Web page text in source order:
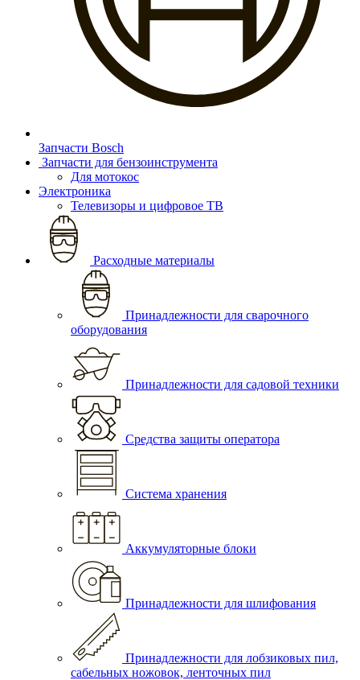
Запчасти Bosch
Запчасти для бензоинструмента
Для мотокос
Электроника
Телевизоры и цифровое ТВ
Расходные материалы
Принадлежности для сварочного
оборудования
Принадлежности для садовой техники
Средства защиты оператора
Система хранения
Аккумуляторные блоки
Принадлежности для шлифования
Принадлежности для лобзиковых пил,
сабельных ножовок, ленточных пил